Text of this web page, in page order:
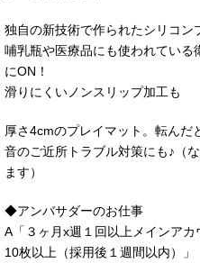
独自の新技術で作られたシリコン
哺乳瓶や医療品にも使われている
にON！
滑りにくいノンスリップ加工も
厚さ4cmのプレイマット。転んだ
音のご近所トラブル対策にも♪（
ます）
◆アンバサダーのお仕事
A「３ヶ月x週１回以上メインア
10枚以上（採用後１週間以内）」